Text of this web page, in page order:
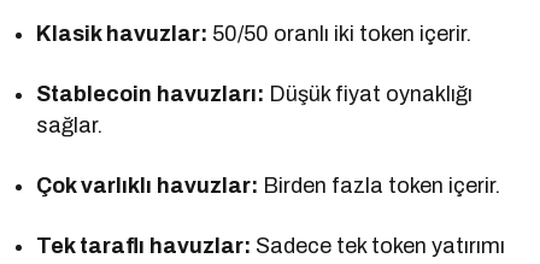
Klasik havuzlar: 50/50 oranlı iki token içerir.
Stablecoin havuzları: Düşük fiyat oynaklığı
sağlar.
Çok varlıklı havuzlar: Birden fazla token içerir.
Tek taraflı havuzlar: Sadece tek token yatırımı